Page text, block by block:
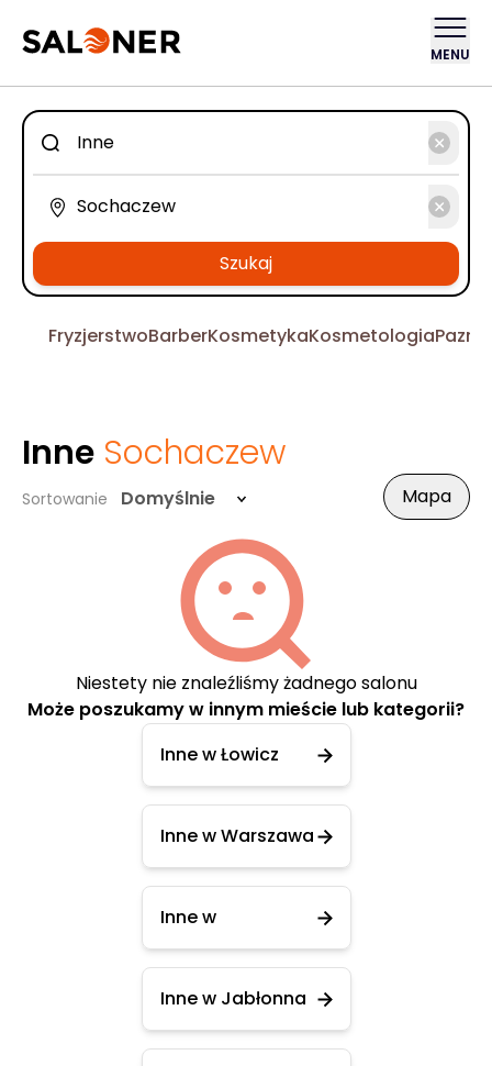
MENU
Szukaj
FryzjerstwoBarberKosmetykaKosmetologia
Inne Sochaczew
Sortowanie Domyślnie Mapa
Niestety nie znaleźliśmy żadnego salonu
Może poszukamy w innym mieście lub kategorii?
Inne w Łowicz
Inne w Warszawa
Inne w
Inne w Jabłonna